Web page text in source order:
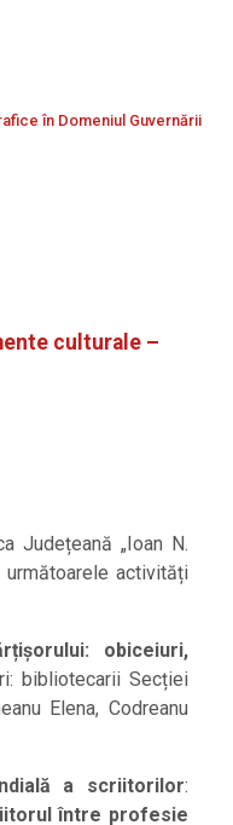
în Domeniul Guvernării
culturale –
Județeană „Ioan N.
următoarele activități
obiceiuri,
bibliotecarii Secției
Elena, Codreanu
a scriitorilor:
între profesie